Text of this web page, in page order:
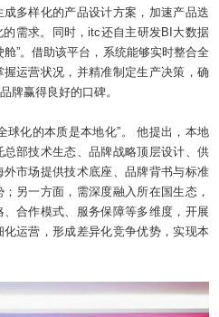
多样化的产品设计方案，加速产品迭
需求。同时，itc还自主研发BI大数据
”。借助该平台，系统能够实时整合全
运营状况，并精准制定生产决策，确
牌赢得良好的口碑。
球化的本质是本地化”。 他提出，本地
部技术生态、品牌战略顶层设计、供
市场提供技术底座、品牌背书与标准
另一方面，需深度融入所在国生态，
合作模式、服务保障等多维度，开展
运营，形成差异化竞争优势，实现本